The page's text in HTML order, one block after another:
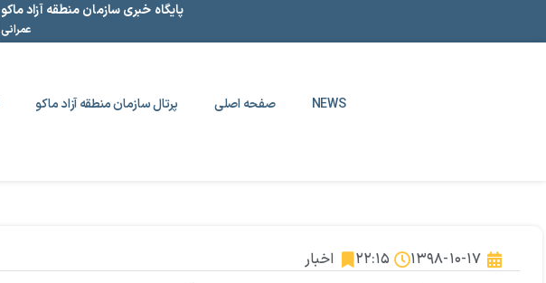
پایگاه خبری سازمان منطقه آزاد ماکو
عمرانی
NEWS صفحه اصلی پرتال سازمان منطقه آزاد ماکو
۱۳۹۸-۱۰-۱۷ ۲۲:۱۵ اخبار